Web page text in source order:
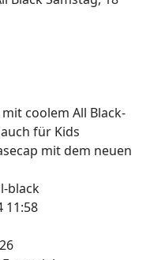
coolem All Black-
für Kids
mit dem neuen
black
11:58